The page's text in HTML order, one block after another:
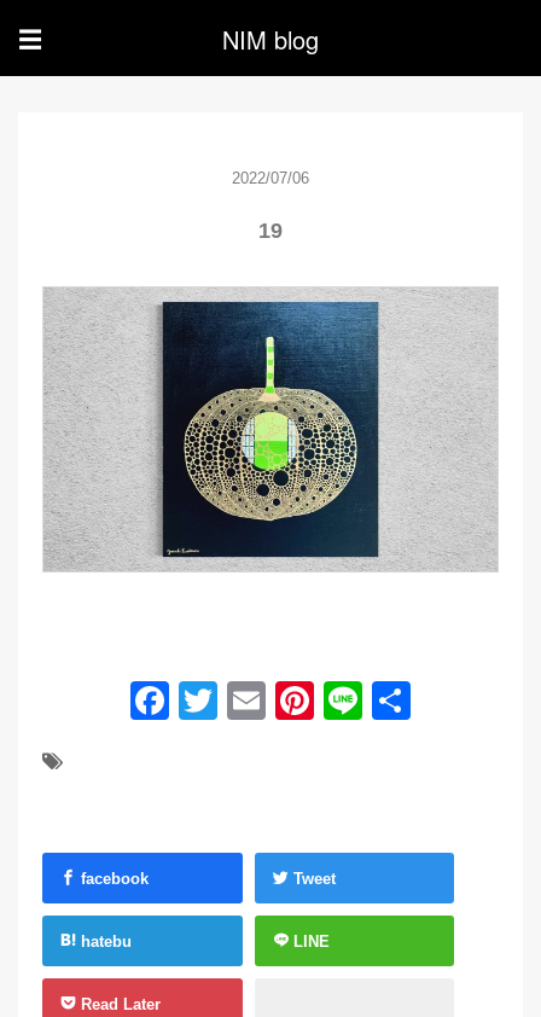
☰ NIM blog
2022/07/06
19
Facebook
Twitter
EmailPinterest
Line
facebook Tweet
hatebu LINE
Read Later